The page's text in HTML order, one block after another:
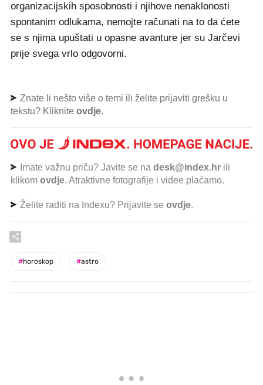
organizacijskih sposobnosti i njihove nenaklonosti
spontanim odlukama, nemojte računati na to da ćete
se s njima upuštati u opasne avanture jer su Jarčevi
prije svega vrlo odgovorni.
Znate li nešto više o temi ili želite prijaviti grešku u
tekstu? Kliknite ovdje.
Imate važnu priču? Javite se na desk@index.hr ili
klikom ovdje. Atraktivne fotografije i videe plaćamo.
Želite raditi na Indexu? Prijavite se ovdje.
#horoskop #astro